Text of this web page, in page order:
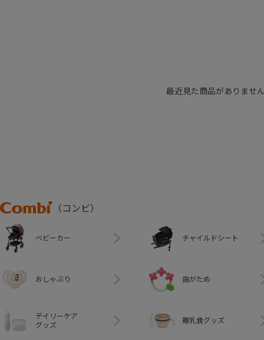
最近見た商品がありませ
Combi
（コンビ）
ベビーカー チャイルドシート
おしゃぶり 歯がため
デイリーケア
グッズ
離乳食グッズ